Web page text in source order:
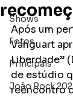
Shows
Fotos
Principais
João Rock
Após um
Vanguart
Liberdade”
de estúdio
reencontro